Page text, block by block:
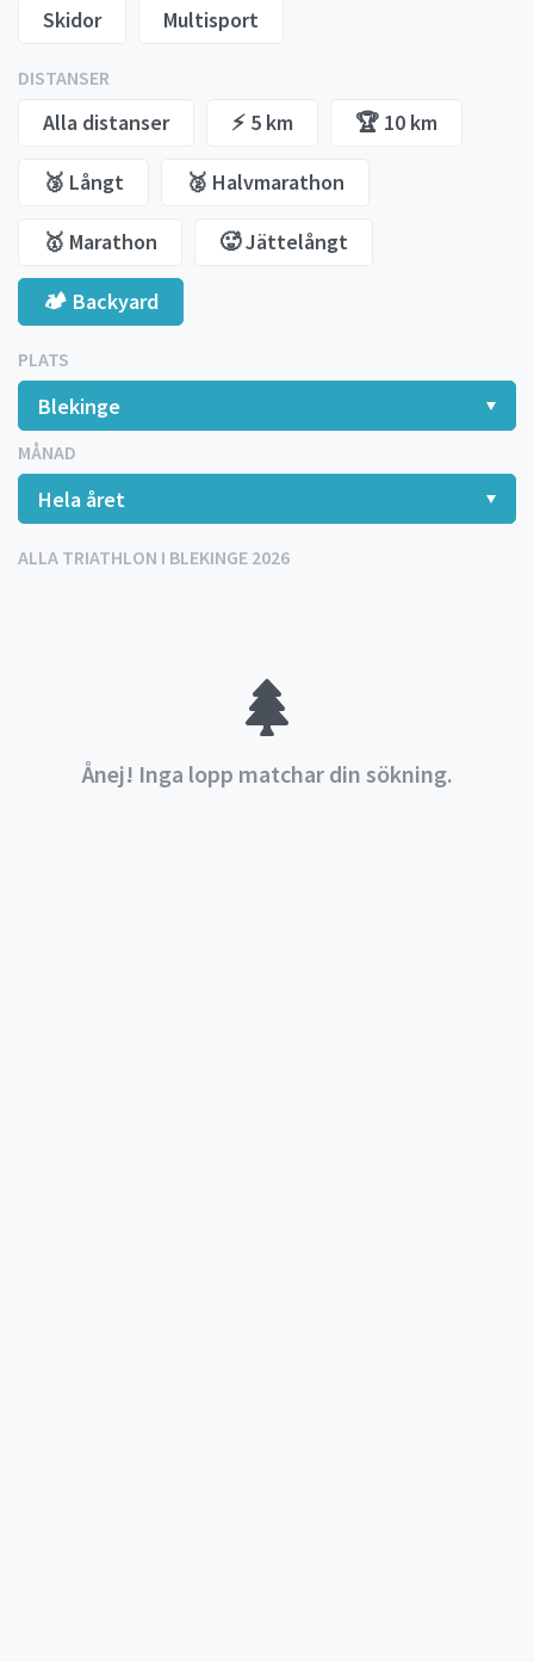
Skidor Multisport
DISTANSER
Alla distanser ⚡️ 5 km 🏆 10 km
🥉 Långt 🥈 Halvmarathon
🥇 Marathon 🥵 Jättelångt
🏕️ Backyard
PLATS
MÅNAD
ALLA TRIATHLON I BLEKINGE 2026
Ånej! Inga lopp matchar din sökning.